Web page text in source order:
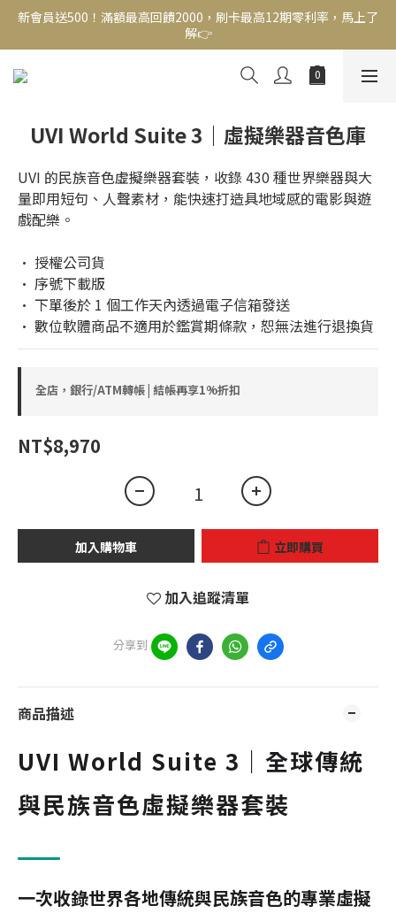
新會員送500！滿額最高回饋2000，刷卡最高12期零利率，馬上了
解👉
解👉
結帳頁選zingala銀角零卡分期，輕鬆打包
UVI World Suite 3｜虛擬樂器音色庫
UVI 的民族音色虛擬樂器套裝，收錄 430 種世界樂器與大
量即用短句、人聲素材，能快速打造具地域感的電影與遊
戲配樂。
• 授權公司貨
• 序號下載版
• 下單後於 1 個工作天內透過電子信箱發送
• 數位軟體商品不適用於鑑賞期條款，恕無法進行退換貨
全店，銀行/ATM轉帳 | 結帳再享1%折扣
NT$8,970
加入購物車 立即購買
加入追蹤清單
分享到
商品描述
UVI World Suite 3｜全球傳統
與民族音色虛擬樂器套裝
一次收錄世界各地傳統與民族音色的專業虛擬